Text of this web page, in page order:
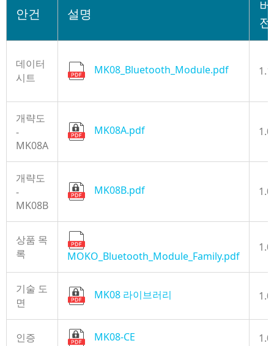
안건 설명
버
전
데이터
시트
MK08_Bluetooth_Module.pdf 1.1
개략도
-
MK08A
MK08A.pdf 1.0
개략도
-
MK08B
MK08B.pdf 1.0
상품 목
록
MOKO_Bluetooth_Module_Family.pdf
1.0
기술 도
면
MK08 라이브러리 1.0
인증 MK08-CE 1.0